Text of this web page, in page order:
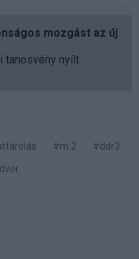
mozgást az új
tanösvény nyílt
#m.2
#ddr3